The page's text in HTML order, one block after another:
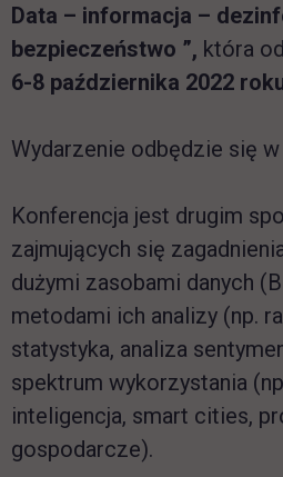
Data – informacja –
bezpieczeństwo ”, która
6-8 października 2022
Wydarzenie odbędzie się
Konferencja jest drugim
zajmujących się
dużymi zasobami danych
metodami ich analizy (np.
statystyka, analiza
spektrum wykorzystania
inteligencja, smart cities,
gospodarcze).